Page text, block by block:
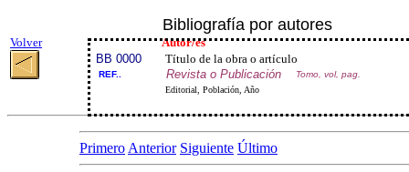
Volver
Bibliografía por autores
Autor/es
BB 0000
Título de la obra o artículo
REF.. Revista o Publicación
Tomo, vol, pag.
Editorial, Población, Año
Primero Anterior Siguiente Último